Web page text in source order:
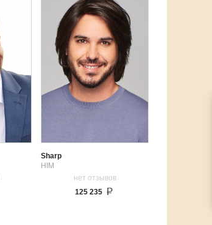
Sharp
HIM
нет отзывов
125 235